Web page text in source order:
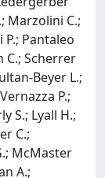
Marzolini C.;
P.; Pantaleo
C.; Scherrer
Beyer L.;
P.;
S.; Lyall H.;
C.;
McMaster
A.;